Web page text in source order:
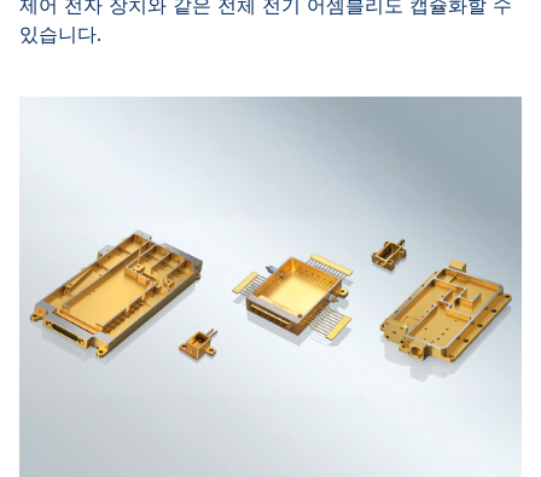
제어 전자 장치와 같은 전체 전기 어셈블리도 캡슐화할 수
있습니다.